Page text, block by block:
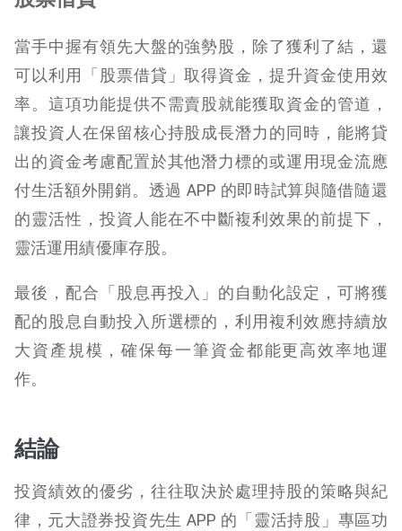
當手中握有領先大盤的強勢股， 除了獲利了結，還
可以利用「股票借貸」取得資金 ，提升資金使用效
率。這項功能提供不需賣股就能獲取資金的管道，
讓投資人在保留核心持股成長潛力的同時，能將貸
出的資金考慮配置於其他潛力標的或運用現金流應
付生活額外開銷。透過 APP 的即時試算與隨借隨還
的靈活性，投資人能在不中斷複利效果的前提下，
靈活運用績優庫存股。
最後，配合「股息再投入」的自動化設定，可將獲
配的股息自動投入所選標的，利用複利效應持續放
大資產規模，確保每一筆資金都能更高效率地運
作。
結論
投資績效的優劣，往往取決於處理持股的策略與紀
律，元大證券投資先生 APP 的「靈活持股」 專區功